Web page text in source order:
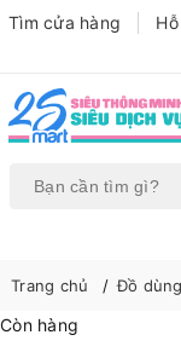
Tìm cửa hàng
Trang chủ Đồ
Còn hàng